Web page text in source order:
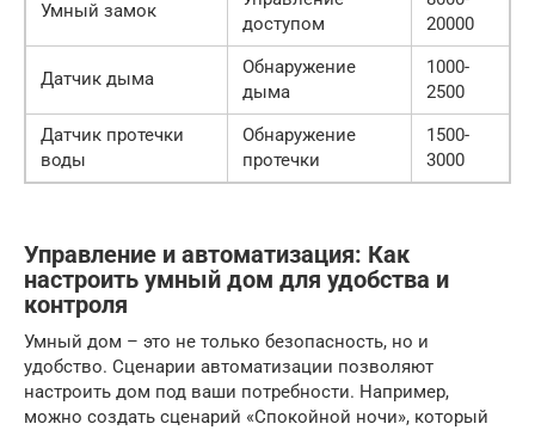
Умный замок
доступом
20000
Датчик дыма
Обнаружение
дыма
1000-
2500
Датчик протечки
воды
Обнаружение
протечки
1500-
3000
Управление и автоматизация: Как
настроить умный дом для удобства и
контроля
Умный дом – это не только безопасность, но и
удобство. Сценарии автоматизации позволяют
настроить дом под ваши потребности. Например,
можно создать сценарий «Спокойной ночи», который